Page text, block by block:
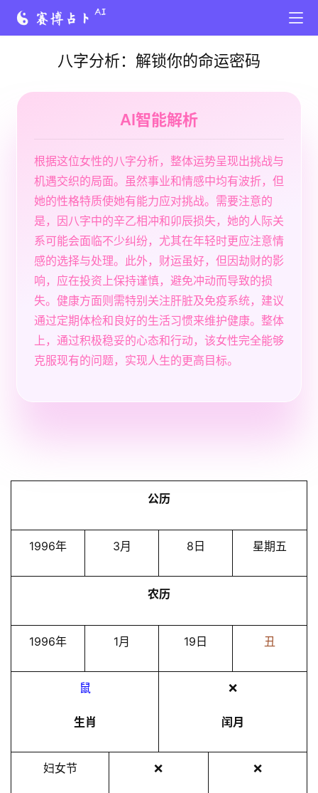
八字分析：解锁你的命运密码
AI智能解析
根据这位女性的八字分析，整体运势呈现出挑战与
机遇交织的局面。虽然事业和情感中均有波折，但
她的性格特质使她有能力应对挑战。需要注意的
是，因八字中的辛乙相冲和卯辰损失，她的人际关
系可能会面临不少纠纷，尤其在年轻时更应注意情
感的选择与处理。此外，财运虽好，但因劫财的影
响，应在投资上保持谨慎，避免冲动而导致的损
失。健康方面则需特别关注肝脏及免疫系统，建议
通过定期体检和良好的生活习惯来维护健康。整体
上，通过积极稳妥的心态和行动，该女性完全能够
克服现有的问题，实现人生的更高目标。
公历
1996年 3月 8日 星期五
农历
1996年 1月 19日 丑
鼠
生肖
❌
闰月
妇女节 ❌ ❌